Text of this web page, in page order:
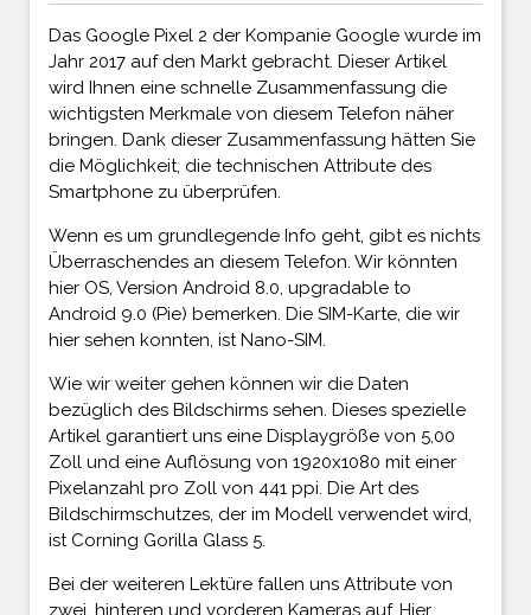
Das Google Pixel 2 der Kompanie Google wurde im
Jahr 2017 auf den Markt gebracht. Dieser Artikel
wird Ihnen eine schnelle Zusammenfassung die
wichtigsten Merkmale von diesem Telefon näher
bringen. Dank dieser Zusammenfassung hätten Sie
die Möglichkeit, die technischen Attribute des
Smartphone zu überprüfen.
Wenn es um grundlegende Info geht, gibt es nichts
Überraschendes an diesem Telefon. Wir könnten
hier OS, Version Android 8.0, upgradable to
Android 9.0 (Pie) bemerken. Die SIM-Karte, die wir
hier sehen konnten, ist Nano-SIM.
Wie wir weiter gehen können wir die Daten
bezüglich des Bildschirms sehen. Dieses spezielle
Artikel garantiert uns eine Displaygröße von 5,00
Zoll und eine Auflösung von 1920x1080 mit einer
Pixelanzahl pro Zoll von 441 ppi. Die Art des
Bildschirmschutzes, der im Modell verwendet wird,
ist Corning Gorilla Glass 5.
Bei der weiteren Lektüre fallen uns Attribute von
zwei, hinteren und vorderen Kameras auf. Hier